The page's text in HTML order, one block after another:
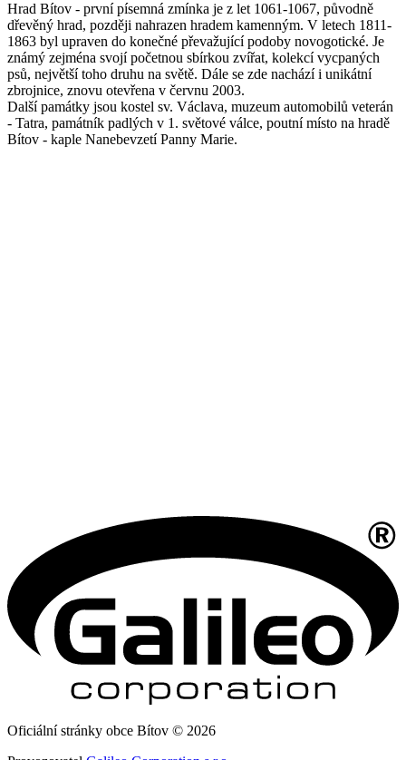
Hrad Bítov - první písemná zmínka je z let 1061-1067, původně
dřevěný hrad, později nahrazen hradem kamenným. V letech 1811-
1863 byl upraven do konečné převažující podoby novogotické. Je
známý zejména svojí početnou sbírkou zvířat, kolekcí vycpaných
psů, největší toho druhu na světě. Dále se zde nachází i unikátní
zbrojnice, znovu otevřena v červnu 2003.
Další památky jsou kostel sv. Václava, muzeum automobilů veterán
- Tatra, památník padlých v 1. světové válce, poutní místo na hradě
Bítov - kaple Nanebevzetí Panny Marie.
Oficiální stránky obce Bítov © 2026